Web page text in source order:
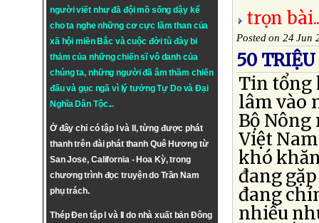
người viết như đã đội mồ sống dậy kể
cho ta nghe những cơ cực lầm than của
xã hội miền Bắc và cuộc đời tù đày bi
thảm của những chiến sĩ vô danh của
chúng ta, những người đã âm thầm chiến
đấu và gục ngã vì lý tưởngTự DovàĐại
Nghĩa Dân Tộc...
Ở đây chỉ có tập I và II, từng được phát
thanh trên đài phát thanh Quê Hương từ
San Jose, California - Hoa Kỳ, trong
chương trình đọc truyện do Trần Nam
phụ trách.
Thép Đen tập I và II do nhà xuất bản Đông
trọn
Posted on 24 Jun
50
Tin tổng
lâm vào
Bộ
Việt
khó
đang
đang
nhiều